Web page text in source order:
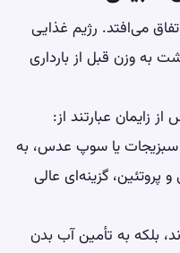
می‌افتد. رژیم غذایی
به وزن قبل از بارداری
زایمان عبارتند از:
یا سوپ عدس، به
پروتئین، گزینه‌ای عالی
بلکه به تأمین آب بدن